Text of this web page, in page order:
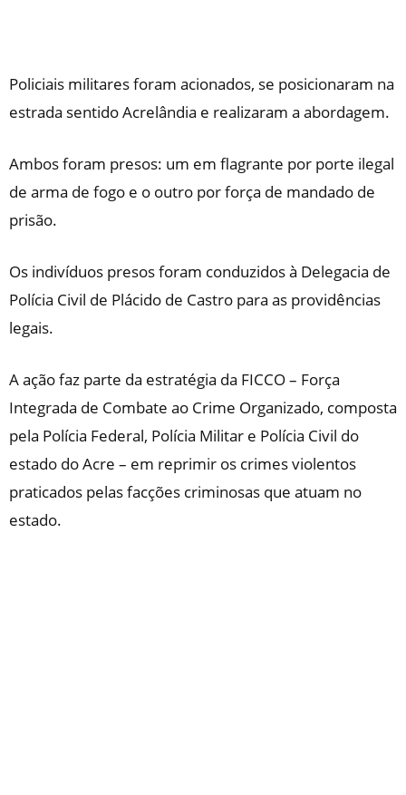
Policiais militares foram acionados, se posicionaram na
estrada sentido Acrelândia e realizaram a abordagem.
Ambos foram presos: um em flagrante por porte ilegal
de arma de fogo e o outro por força de mandado de
prisão.
Os indivíduos presos foram conduzidos à Delegacia de
Polícia Civil de Plácido de Castro para as providências
legais.
A ação faz parte da estratégia da FICCO – Força
Integrada de Combate ao Crime Organizado, composta
pela Polícia Federal, Polícia Militar e Polícia Civil do
estado do Acre – em reprimir os crimes violentos
praticados pelas facções criminosas que atuam no
estado.